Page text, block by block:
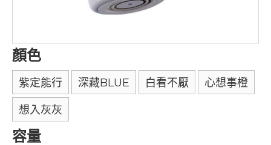
顏色
紫定能行 深藏BLUE 白看不厭 心想事橙
想入灰灰
容量